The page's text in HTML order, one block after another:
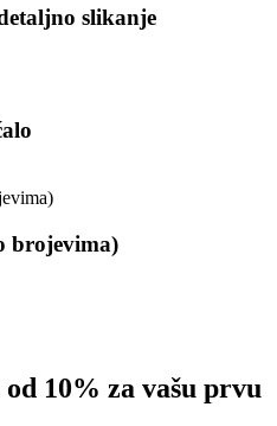
slikanje
brojevima)
10% za vašu prvu